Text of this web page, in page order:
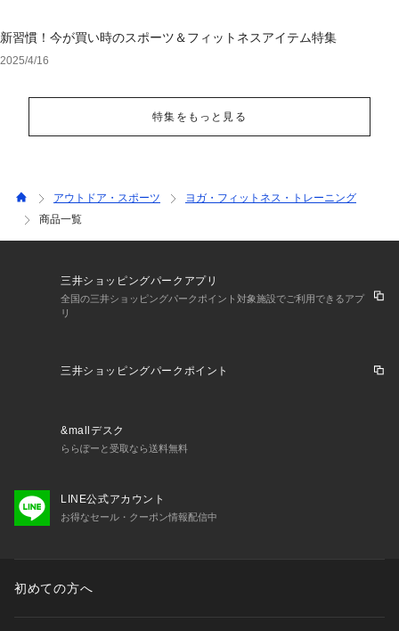
新習慣！今が買い時のスポーツ＆フィットネスアイテム特集
2025/4/16
特集をもっと見る
アウトドア・スポーツ
ヨガ・フィットネス・トレーニング
商品一覧
三井ショッピングパークアプリ
全国の三井ショッピングパークポイント対象施設でご利用できるアプ
リ
三井ショッピングパークポイント
&mallデスク
ららぽーと受取なら送料無料
LINE公式アカウント
お得なセール・クーポン情報配信中
初めての方へ